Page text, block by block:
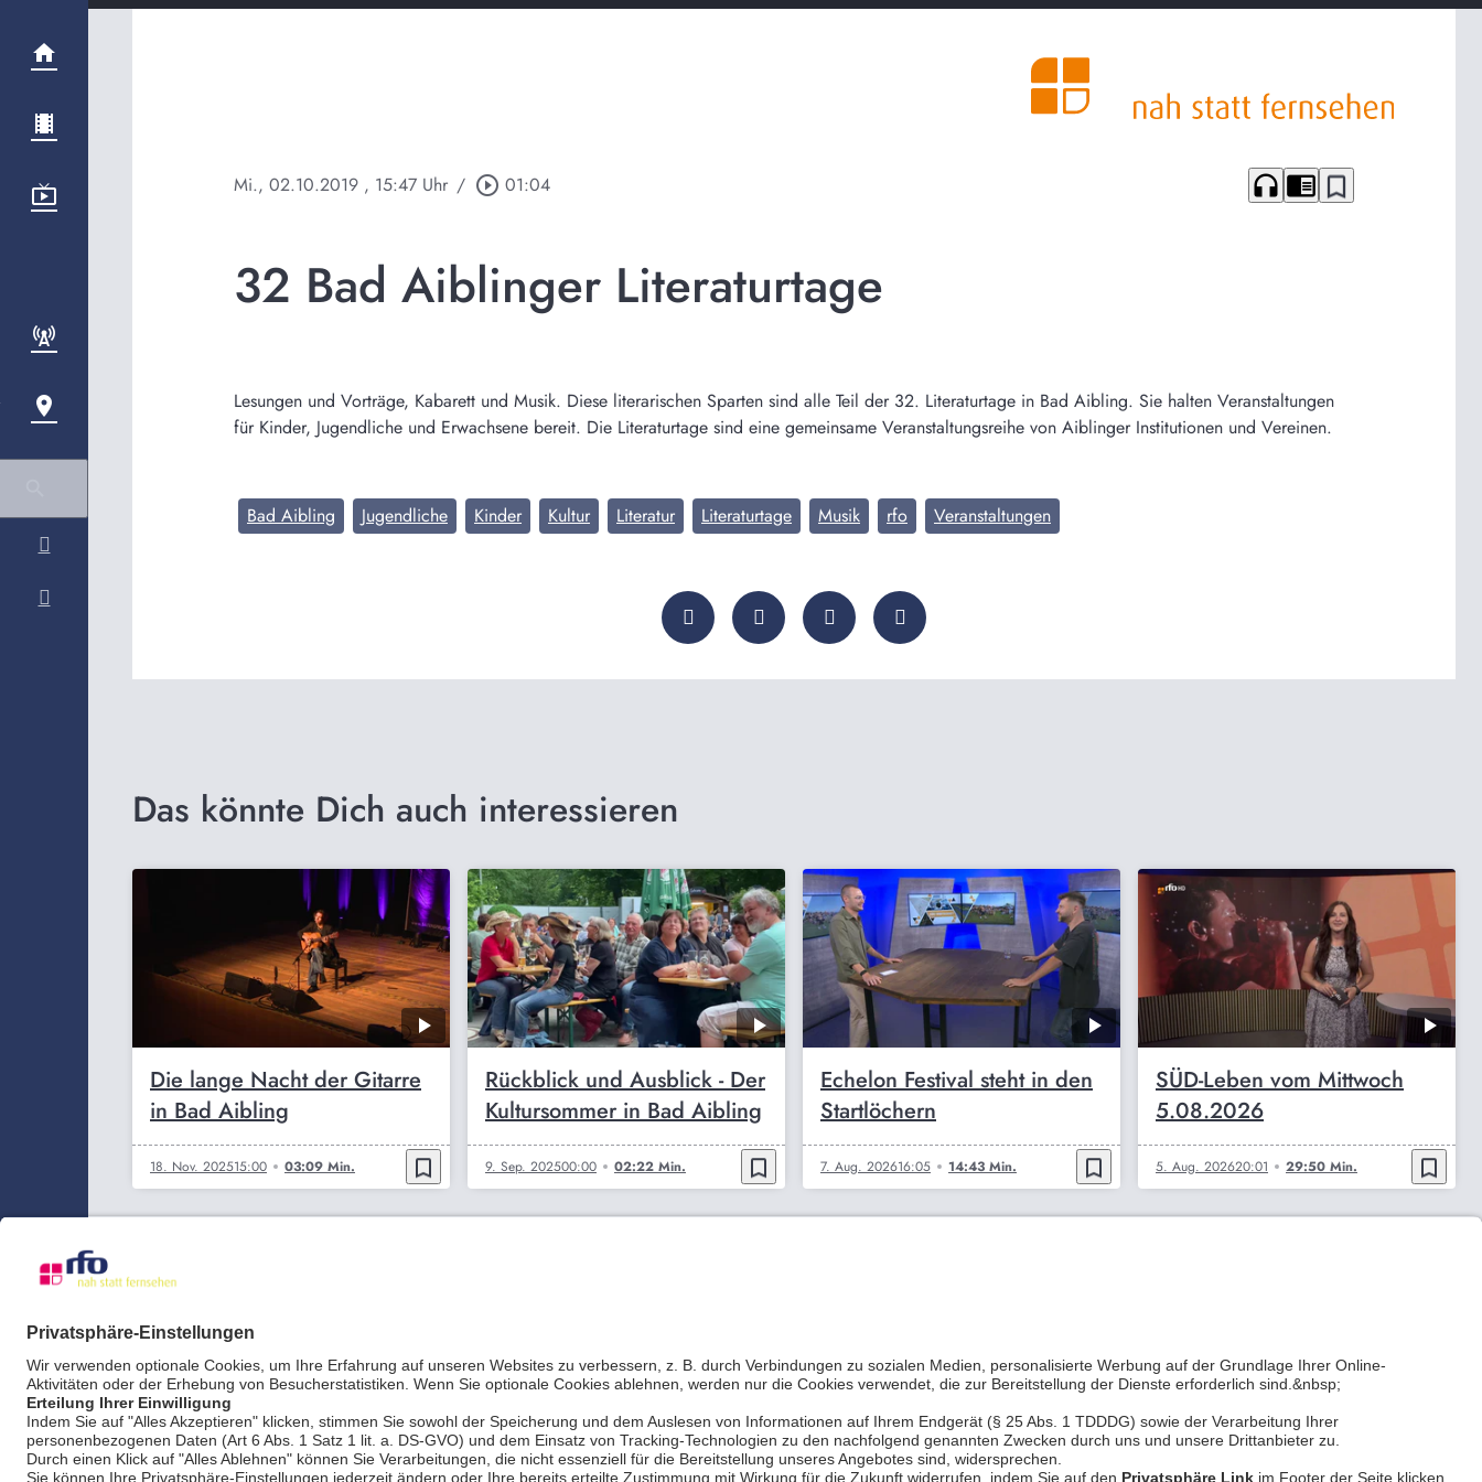
Mi., 02.10.2019 , 15:47 Uhr / play_circle_outline 01:04 headphones chrome_reader_mode bookmark_border
32 Bad Aiblinger Literaturtage
Lesungen und Vorträge, Kabarett und Musik. Diese literarischen Sparten sind alle Teil der 32. Literaturtage in Bad Aibling. Sie halten Veranstaltungen
für Kinder, Jugendliche und Erwachsene bereit. Die Literaturtage sind eine gemeinsame Veranstaltungsreihe von Aiblinger Institutionen und Vereinen.
Bad Aibling Jugendliche Kinder Kultur Literatur Literaturtage Musik rfo Veranstaltungen
Das könnte Dich auch interessieren
Die lange Nacht der Gitarre
in Bad Aibling
18. Nov. 202515:00 03:09 Min. bookmark_border
Rückblick und Ausblick - Der
Kultursommer in Bad Aibling
9. Sep. 202500:00 02:22 Min. bookmark_border
Echelon Festival steht in den
Startlöchern
7. Aug. 202616:05 14:43 Min. bookmark_border
SÜD-Leben vom Mittwoch
5.08.2026
5. Aug. 202620:01 29:50 Min. bookmark_border